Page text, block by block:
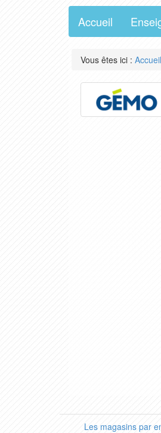
Accueil
Vous êtes ici : Accueil
Les magasins par